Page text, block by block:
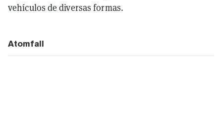
vehículos de diversas formas.
Atomfall